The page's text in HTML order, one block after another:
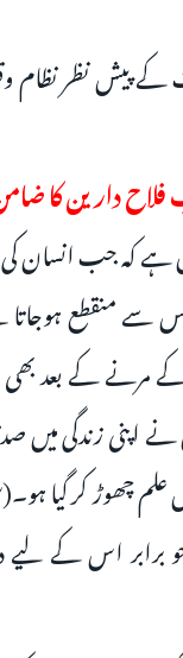
کے پیش نظر
کہ جب انسان کی
سے منقطع
مرنے کے بعد بھی
اس نے اپنی زندگی میں
برابر اس کے